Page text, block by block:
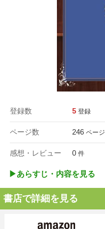
登録数 5 登録
ページ数 246 ページ
感想・レビュー 0 件
▶︎あらすじ・内容を見る
書店で詳細を見る